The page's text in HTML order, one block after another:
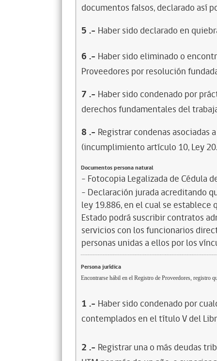
documentos falsos, declarado así
5 .- Haber sido declarado en
6 .- Haber sido eliminado o
Proveedores por resolución
7 .- Haber sido condenado por
derechos fundamentales del
8 .- Registrar condenas asociadas
(incumplimiento artículo 10, Ley
Documentos persona natural
- Fotocopia Legalizada de Cédula
- Declaración jurada acreditando
ley 19.886, en el cual se
Estado podrá suscribir contratos
servicios con los funcionarios
personas unidas a ellos por los
Persona jurídica
Encontrarse hábil en el Registro de Proveedores, registro
1 .- Haber sido condenado por
contemplados en el título V del
2 .- Registrar una o más deudas